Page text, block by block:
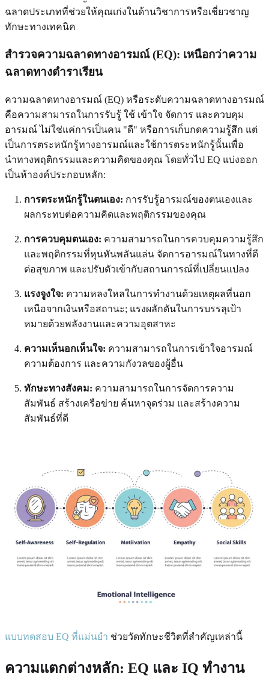
ฉลาดประเภทที่ช่วยให้คุณเก่งในด้านวิชาการหรือเชี่ยวชาญ
ทักษะทางเทคนิค
สำรวจความฉลาดทางอารมณ์ (EQ): เหนือกว่าความ
ฉลาดทางตำราเรียน
ความฉลาดทางอารมณ์ (EQ) หรือระดับความฉลาดทางอารมณ์
คือความสามารถในการรับรู้ ใช้ เข้าใจ จัดการ และควบคุม
อารมณ์ ไม่ใช่แค่การเป็นคน "ดี" หรือการเก็บกดความรู้สึก แต่
เป็นการตระหนักรู้ทางอารมณ์และใช้การตระหนักรู้นั้นเพื่อ
นำทางพฤติกรรมและความคิดของคุณ โดยทั่วไป EQ แบ่งออก
เป็นห้าองค์ประกอบหลัก:
การตระหนักรู้ในตนเอง: การรับรู้อารมณ์ของตนเองและ
ผลกระทบต่อความคิดและพฤติกรรมของคุณ
การควบคุมตนเอง: ความสามารถในการควบคุมความรู้สึก
และพฤติกรรมที่หุนหันพลันแล่น จัดการอารมณ์ในทางที่ดี
ต่อสุขภาพ และปรับตัวเข้ากับสถานการณ์ที่เปลี่ยนแปลง
แรงจูงใจ: ความหลงใหลในการทำงานด้วยเหตุผลที่นอก
เหนือจากเงินหรือสถานะ; แรงผลักดันในการบรรลุเป้า
หมายด้วยพลังงานและความอุตสาหะ
ความเห็นอกเห็นใจ: ความสามารถในการเข้าใจอารมณ์
ความต้องการ และความกังวลของผู้อื่น
ทักษะทางสังคม: ความสามารถในการจัดการความ
สัมพันธ์ สร้างเครือข่าย ค้นหาจุดร่วม และสร้างความ
สัมพันธ์ที่ดี
แบบทดสอบ EQ ที่แม่นยำ ช่วยวัดทักษะชีวิตที่สำคัญเหล่านี้
ความแตกต่างหลัก: EQ และ IQ ทำงาน